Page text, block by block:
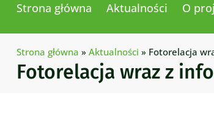
Strona główna Aktualności O
Strona główna » Aktualności » Fotorelacja
Fotorelacja wraz z